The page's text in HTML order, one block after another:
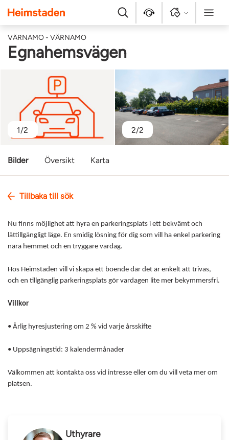
Heimstaden
Sök Kontakt Logga in Meny
VÄRNAMO - VÄRNAMO
Egnahemsvägen
1/2 2/2
Bilder Översikt Karta
Tillbaka till sök
Nu finns möjlighet att hyra en parkeringsplats i ett bekvämt och
lättillgängligt läge. En smidig lösning för dig som vill ha enkel parkering
nära hemmet och en tryggare vardag.
Hos Heimstaden vill vi skapa ett boende där det är enkelt att trivas,
och en tillgänglig parkeringsplats gör vardagen lite mer bekymmersfri.
Villkor
• Årlig hyresjustering om 2 % vid varje årsskifte
• Uppsägningstid: 3 kalendermånader
Välkommen att kontakta oss vid intresse eller om du vill veta mer om
platsen.
Uthyrare